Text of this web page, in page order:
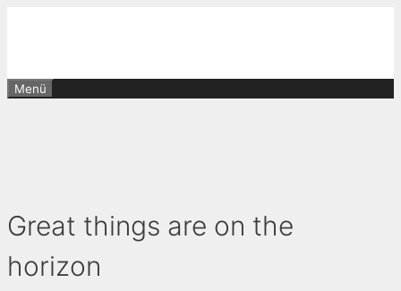
Menü
Great things are on the
horizon